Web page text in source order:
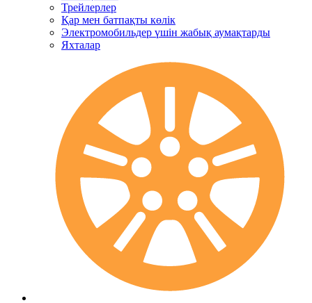
Трейлерлер
Қар мен батпақты көлік
Электромобильдер үшін жабық аумақтарды
Яхталар